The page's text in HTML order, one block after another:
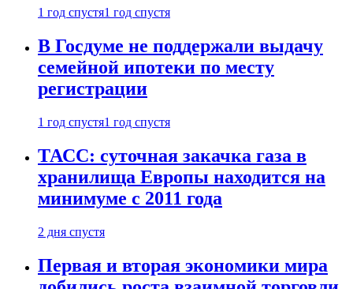
1 год спустя1 год спустя
В Госдуме не поддержали выдачу
семейной ипотеки по месту
регистрации
1 год спустя1 год спустя
ТАСС: суточная закачка газа в
хранилища Европы находится на
минимуме с 2011 года
2 дня спустя
Первая и вторая экономики мира